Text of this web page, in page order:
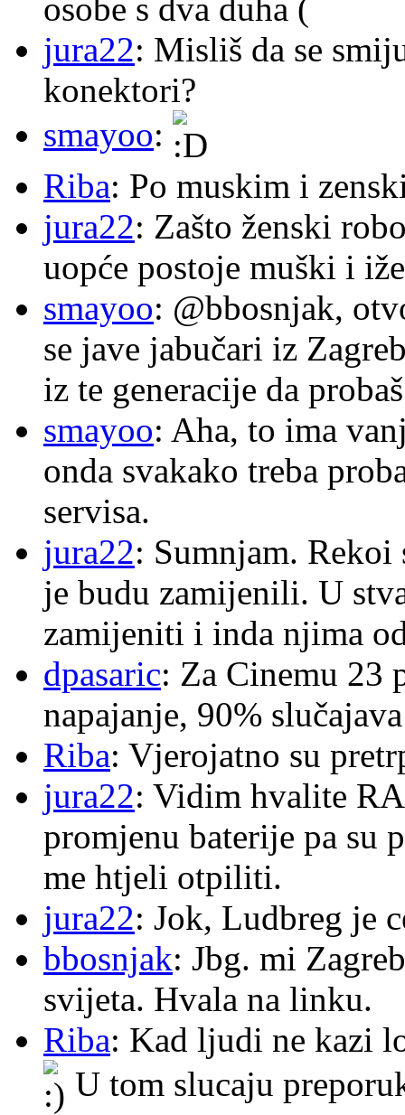
osobe s dva duha (
jura22: Misliš da se
konektori?
smayoo:
Riba: Po muskim i
jura22: Zašto ženski
uopće postoje muški i
smayoo: @bbosnjak,
se jave jabučari iz
iz te generacije da
smayoo: Aha, to ima
onda svakako treba
servisa.
jura22: Sumnjam. Rekoi
je budu zamijenili. U
zamijeniti i inda njima
dpasaric: Za Cinemu 23
napajanje, 90%
Riba: Vjerojatno su
jura22: Vidim hvalite
promjenu baterije pa su
me htjeli otpiliti.
jura22: Jok, Ludbreg je
bbosnjak: Jbg. mi
svijeta. Hvala na linku.
Riba: Kad ljudi ne kazi
U tom slucaju